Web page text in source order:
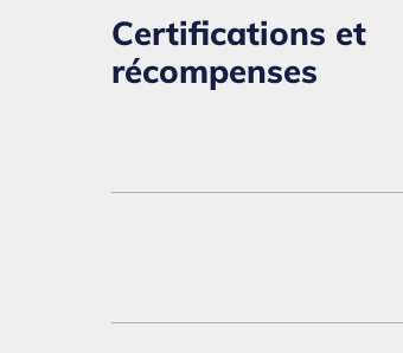
Certifications et
récompenses